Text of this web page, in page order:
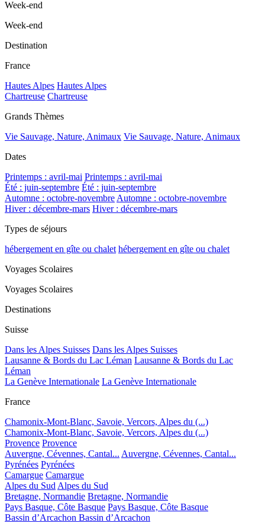
Week-end
Week-end
Destination
France
Hautes Alpes Hautes Alpes
Chartreuse Chartreuse
Grands Thèmes
Vie Sauvage, Nature, Animaux Vie Sauvage, Nature, Animaux
Dates
Printemps : avril-mai Printemps : avril-mai
Été : juin-septembre Été : juin-septembre
Automne : octobre-novembreAutomne : octobre-novembre
Hiver : décembre-mars Hiver : décembre-mars
Types de séjours
hébergement en gîte ou chalet hébergement en gîte ou chalet
Voyages Scolaires
Voyages Scolaires
Destinations
Suisse
Dans les Alpes Suisses Dans les Alpes Suisses
Lausanne & Bords du Lac Léman Lausanne & Bords du Lac
Léman
La Genève Internationale La Genève Internationale
France
Chamonix-Mont-Blanc, Savoie, Vercors, Alpes du (...)
Chamonix-Mont-Blanc, Savoie, Vercors, Alpes du (...)
Provence Provence
Auvergne, Cévennes, Cantal... Auvergne, Cévennes, Cantal...
Pyrénées Pyrénées
Camargue Camargue
Alpes du SudAlpes du Sud
Bretagne, Normandie Bretagne, Normandie
Pays Basque, Côte Basque Pays Basque, Côte Basque
Bassin d’Arcachon Bassin d’Arcachon